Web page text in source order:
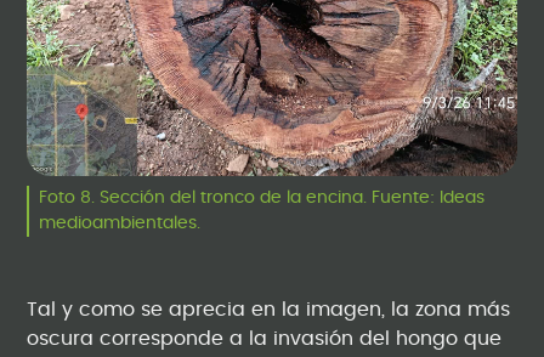
Foto 8. Sección del tronco de la encina. Fuente: Ideas
medioambientales.
Tal y como se aprecia en la imagen, la zona más
oscura corresponde a la invasión del hongo que